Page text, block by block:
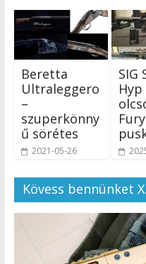
Beretta
Ultraleggero
–
szuperkönny
ű sörétes
2021-05-26
SIG
Hyp
Kövess bennünket